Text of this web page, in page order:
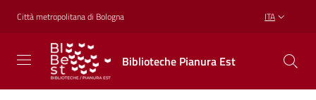
Vai al contenuto
Vai alla navigazione
Vai al footer
Città metropolitana di Bologna ITA
Biblioteche Pianura Est
Biblioteche
Pianura
Est